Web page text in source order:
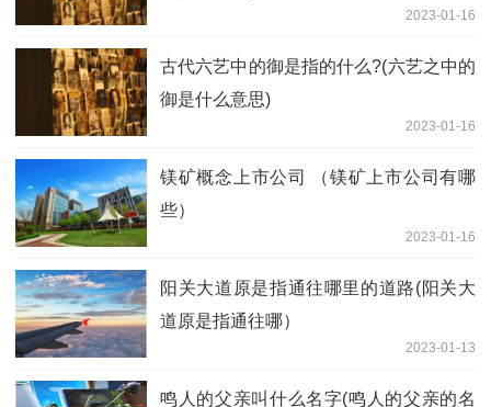
2023-01-16
古代六艺中的御是指的什么?(六艺之中的
御是什么意思)
2023-01-16
镁矿概念上市公司 （镁矿上市公司有哪
些）
2023-01-16
阳关大道原是指通往哪里的道路(阳关大
道原是指通往哪）
2023-01-13
鸣人的父亲叫什么名字(鸣人的父亲的名